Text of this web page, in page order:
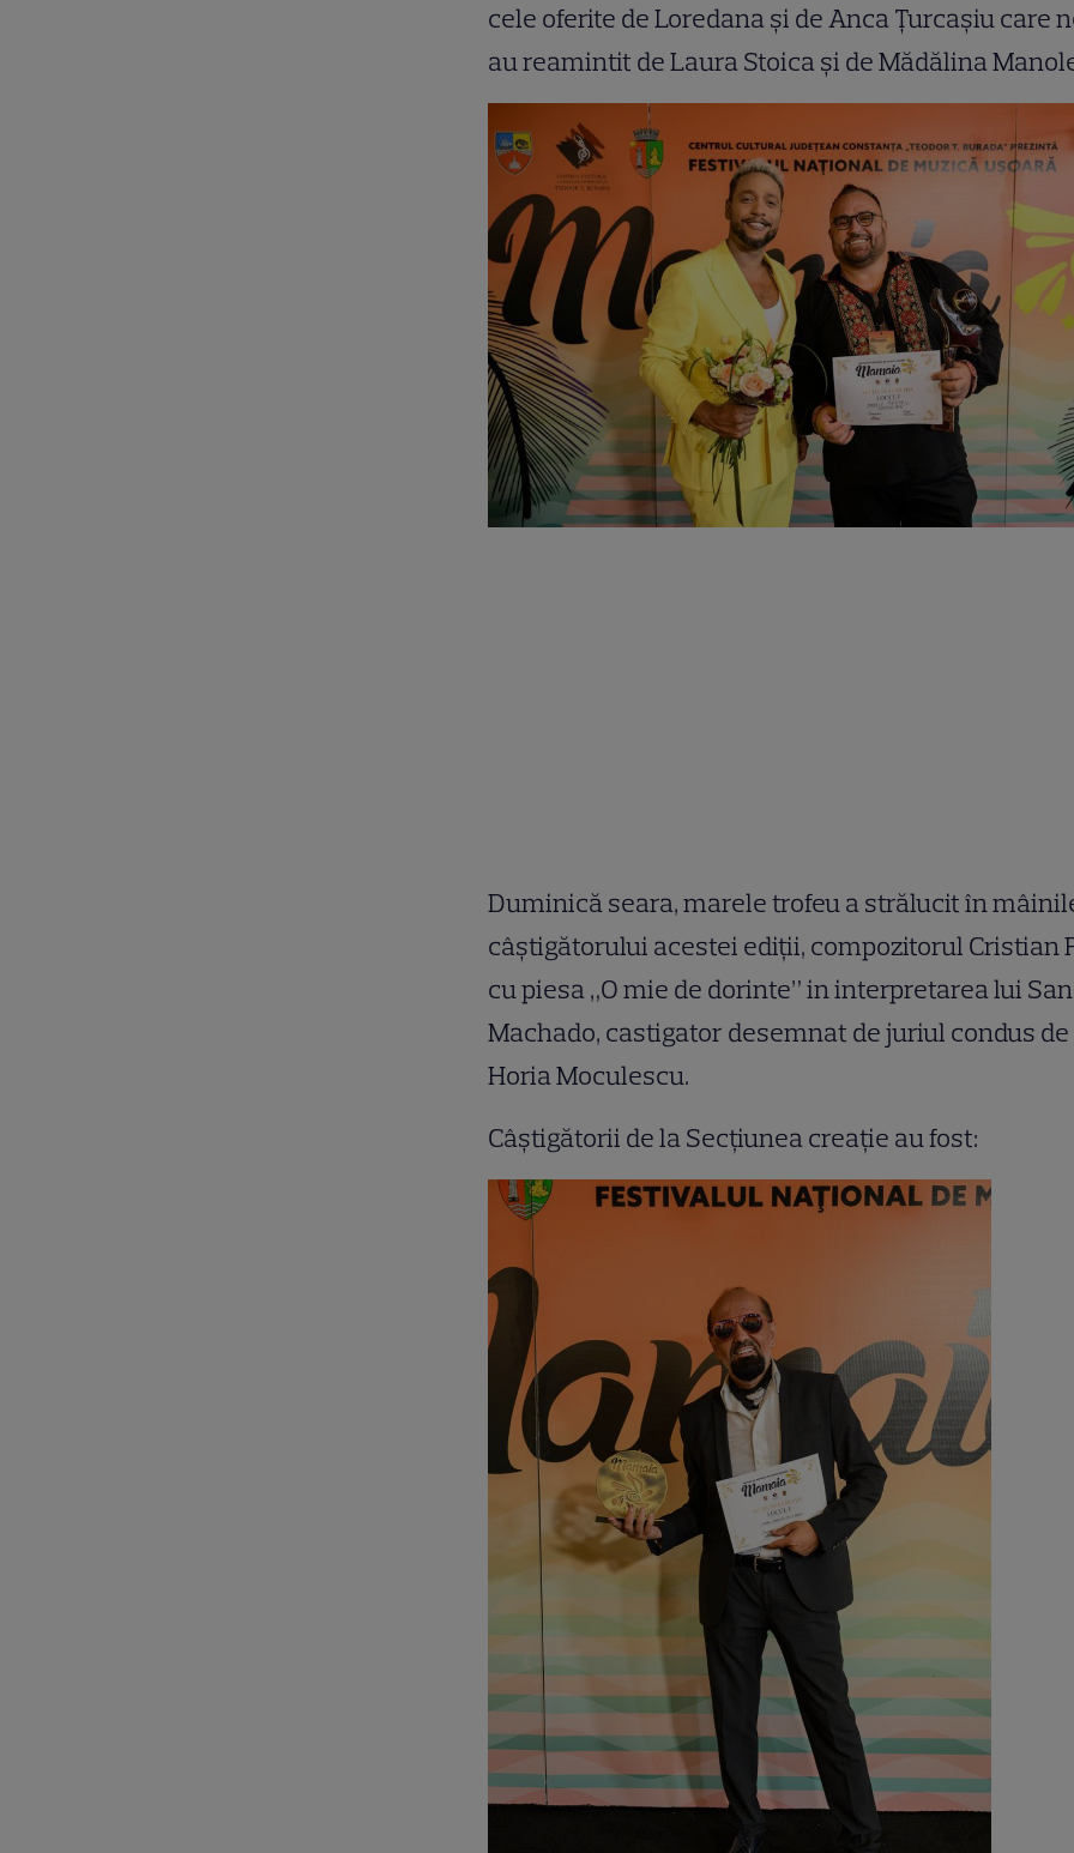
cele oferite de Loredana şi de Anca Ţurcaşiu care
au reamintit de Laura Stoica şi de Mădălina
Duminică seara, marele trofeu a strălucit în
câştigătorului acestei ediţii, compozitorul Cristian
cu piesa „O mie de dorinte” in interpretarea lui
Machado, castigator desemnat de juriul condus de
Horia Moculescu.
Câştigătorii de la Secţiunea creaţie au fost: